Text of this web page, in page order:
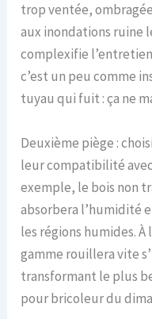
trop ventée,
aux inondations ruine
complexifie
c’est un peu comme
tuyau qui fuit : ça ne
Deuxième piège :
leur compatibilité
exemple, le bois non
absorbera l’humidité
les régions humides.
gamme rouillera vite
transformant le plus
pour bricoleur du